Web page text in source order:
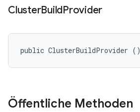
ClusterBuildProvider
public ClusterBuildProvider ()
Öffentliche Methoden